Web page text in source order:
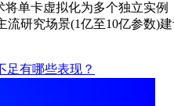
单卡虚拟化为多个独立实
研究场景(1亿至10亿参数)
足有哪些表现？